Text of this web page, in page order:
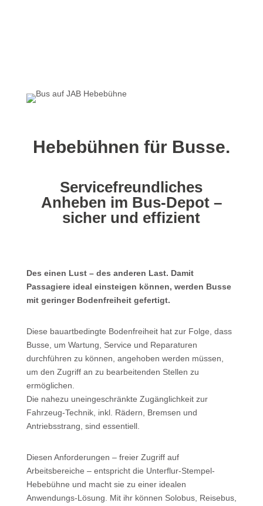
Hebebühnen für Busse.
Servicefreundliches
Anheben im Bus-Depot –
sicher und effizient
Des einen Lust – des anderen Last. Damit
Passagiere ideal einsteigen können, werden Busse
mit geringer Bodenfreiheit gefertigt.
Diese bauartbedingte Bodenfreiheit hat zur Folge, dass
Busse, um Wartung, Service und Reparaturen
durchführen zu können, angehoben werden müssen,
um den Zugriff an zu bearbeitenden Stellen zu
ermöglichen.
Die nahezu uneingeschränkte Zugänglichkeit zur
Fahrzeug-Technik, inkl. Rädern, Bremsen und
Antriebsstrang, sind essentiell.
Diesen Anforderungen – freier Zugriff auf
Arbeitsbereiche – entspricht die Unterflur-Stempel-
Hebebühne und macht sie zu einer idealen
Anwendungs-Lösung. Mit ihr können Solobus, Reisebus,